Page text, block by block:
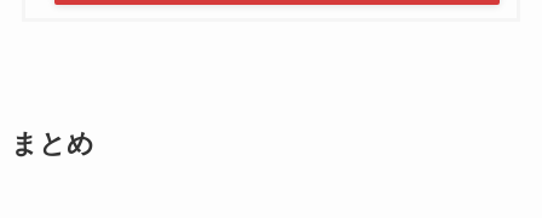
まとめ